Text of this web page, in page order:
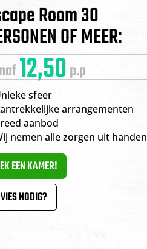
Room 30
OF MEER:
12,50p.p
sfeer
arrangementen
aanbod
nemen alle zorgen uit handen
EEN KAMER!
NODIG?